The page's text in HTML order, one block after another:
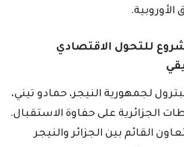
للتحول الاقتصادي
لجمهورية النيجر، حمادو تيني،
الجزائرية على حفاوة الاستقبال.
القائم بين الجزائر والنيجر